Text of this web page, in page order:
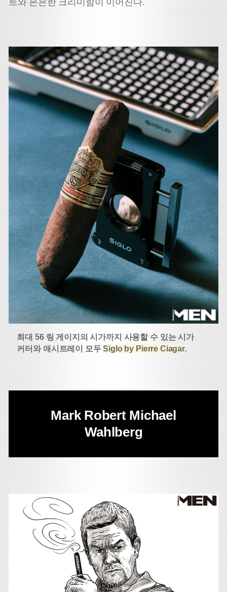
최대 56 링 게이지의 시가까지 사용할 수 있는 시가
커터와 애시트레이 모두Siglo by Pierre Ciagar.
Mark Robert Michael
Wahlberg